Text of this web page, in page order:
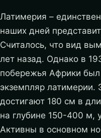
Латимерия –
наших дней
Считалось, что вид
лет назад. Однако в
побережья Африки
экземпляр латимерии.
достигают 180 см в
на глубине 150-400 м,
Активны в основном